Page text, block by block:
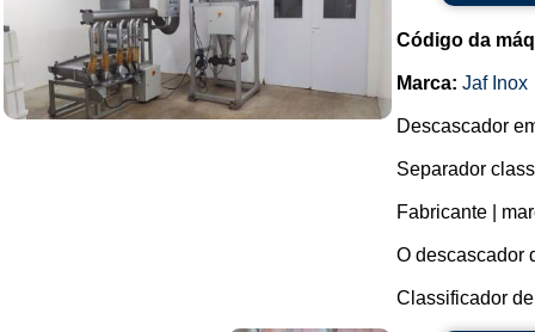
Código da
Marca: Jaf Inox
Descascador
Separador
Fabricante |
O descascador
Classificador